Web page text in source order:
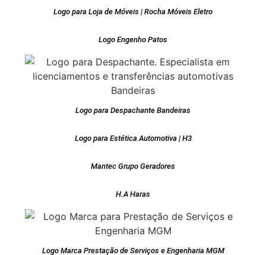
Logo para Loja de Móveis | Rocha Móveis Eletro
Logo Engenho Patos
Logo para Despachante Bandeiras
Logo para Estética Automotiva | H3
Mantec Grupo Geradores
H.A Haras
Logo Marca Prestação de Serviços e Engenharia MGM